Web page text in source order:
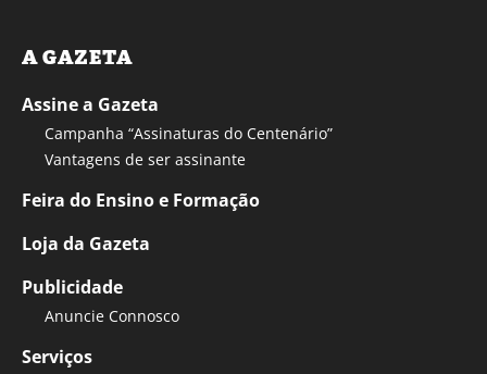
A GAZETA
Assine a Gazeta
Campanha “Assinaturas do Centenário”
Vantagens de ser assinante
Feira do Ensino e Formação
Loja da Gazeta
Publicidade
Anuncie Connosco
Serviços